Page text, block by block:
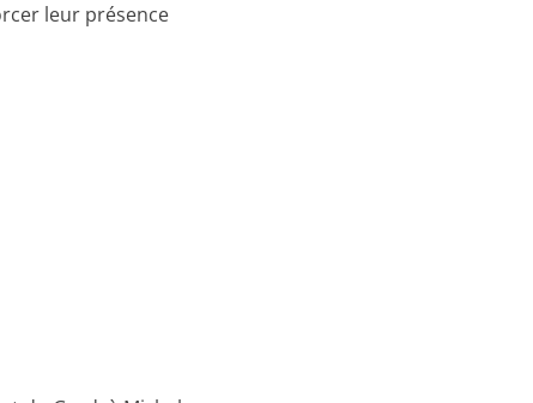
leur présence